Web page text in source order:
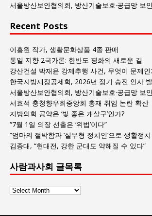
서울방산보안협의회, 방산기술보호·공급망 보
Recent Posts
이홍원 작가, 생활문화상품 4종 판매
통일 지향 2국가론: 한반도 평화의 새로운 길
강산건설 박재윤 강제추행 사건, 무엇이 문제인
한국지방재정공제회, 2026년 정기 승진 인사
서울방산보안협의회, 방산기술보호·공급망 보
서효석 충청향우회중앙회 총재 취임 논란 확산
지방의회 공약은 ‘빛 좋은 개살구’인가?
“7월 1일 의장 선출은 ‘위법’이다”
“엄마의 절박함과 ‘실무형 정치인’으로 생활정
김종대, “현대전, 강한 군대도 약해질 수 있다”
사람과사회 글목록
사